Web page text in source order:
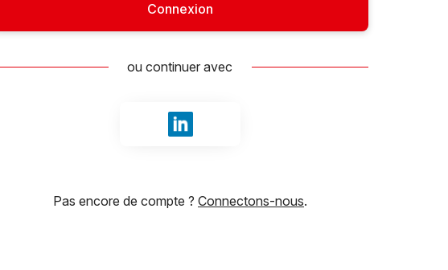
Connexion
ou continuer avec
Se connecter avec LinkedIn
Pas encore de compte ? Connectons-nous.